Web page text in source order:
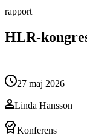
rapport
HLR-
27 maj 2026
Linda Hansson
Konferens